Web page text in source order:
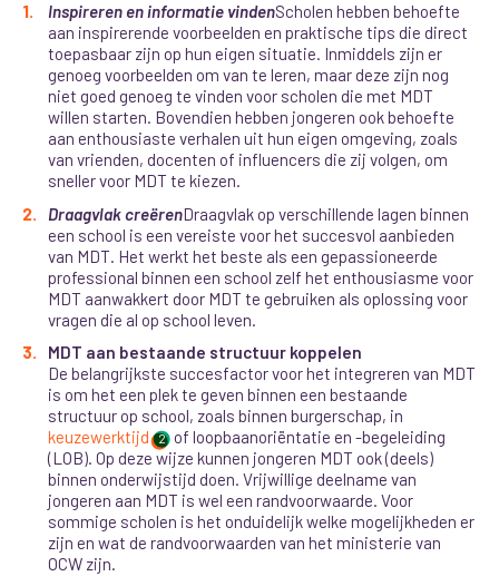
Inspireren en informatie vindenScholen hebben behoefte
aan inspirerende voorbeelden en praktische tips die direct
toepasbaar zijn op hun eigen situatie. Inmiddels zijn er
genoeg voorbeelden om van te leren, maar deze zijn nog
niet goed genoeg te vinden voor scholen die met MDT
willen starten. Bovendien hebben jongeren ook behoefte
aan enthousiaste verhalen uit hun eigen omgeving, zoals
van vrienden, docenten of influencers die zij volgen, om
sneller voor MDT te kiezen.
Draagvlak creërenDraagvlak op verschillende lagen binnen
een school is een vereiste voor het succesvol aanbieden
van MDT. Het werkt het beste als een gepassioneerde
professional binnen een school zelf het enthousiasme voor
MDT aanwakkert door MDT te gebruiken als oplossing voor
vragen die al op school leven.
MDT aan bestaande structuur koppelen
De belangrijkste succesfactor voor het integreren van MDT
is om het een plek te geven binnen een bestaande
structuur op school, zoals binnen burgerschap, in
keuzewerktijd
2 of loopbaanoriëntatie en -begeleiding
(LOB). Op deze wijze kunnen jongeren MDT ook (deels)
binnen onderwijstijd doen. Vrijwillige deelname van
jongeren aan MDT is wel een randvoorwaarde. Voor
sommige scholen is het onduidelijk welke mogelijkheden er
zijn en wat de randvoorwaarden van het ministerie van
OCW zijn.